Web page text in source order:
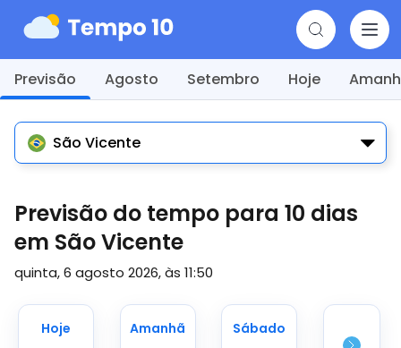
Previsão Agosto Setembro Hoje
São Vicente
Previsão do tempo para 10 dias
em São Vicente
quinta, 6 agosto 2026, às 11:50
Hoje Amanhã Sábado